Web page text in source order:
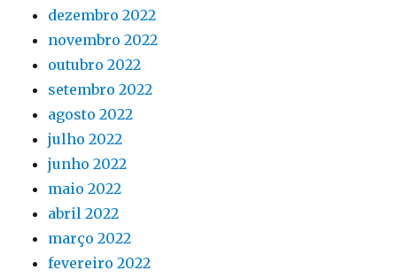
dezembro 2022
novembro 2022
outubro 2022
setembro 2022
agosto 2022
julho 2022
junho 2022
maio 2022
abril 2022
março 2022
fevereiro 2022